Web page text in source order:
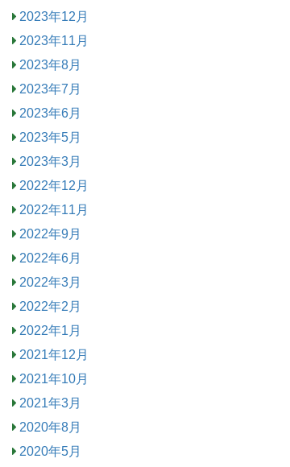
2023年12月
2023年11月
2023年8月
2023年7月
2023年6月
2023年5月
2023年3月
2022年12月
2022年11月
2022年9月
2022年6月
2022年3月
2022年2月
2022年1月
2021年12月
2021年10月
2021年3月
2020年8月
2020年5月